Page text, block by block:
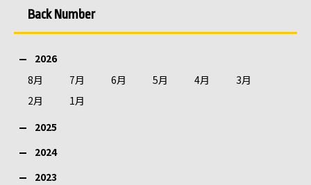
Back Number
2026
8月
7月 6月 5月 4月
3月
2月
1月
2025
2024
2023